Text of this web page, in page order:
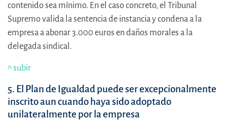
contenido sea mínimo. En el caso concreto, el Tribunal
Supremo valida la sentencia de instancia y condena a la
empresa a abonar 3.000 euros en daños morales a la
delegada sindical.
^ subir
5. El Plan de Igualdad puede ser excepcionalmente
inscrito aun cuando haya sido adoptado
unilateralmente por la empresa